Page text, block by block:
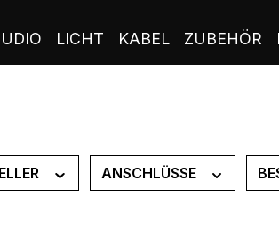
LICHT KABEL ZUBEHÖR
ANSCHLÜSSE